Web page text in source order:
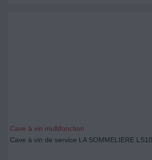
Cave à vin multifonction
Cave à vin de service LA SOMMELIERE